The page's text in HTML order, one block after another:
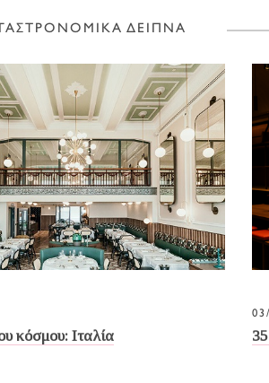
ΔΕΙΠΝΑ
κόσμου: Ιταλία